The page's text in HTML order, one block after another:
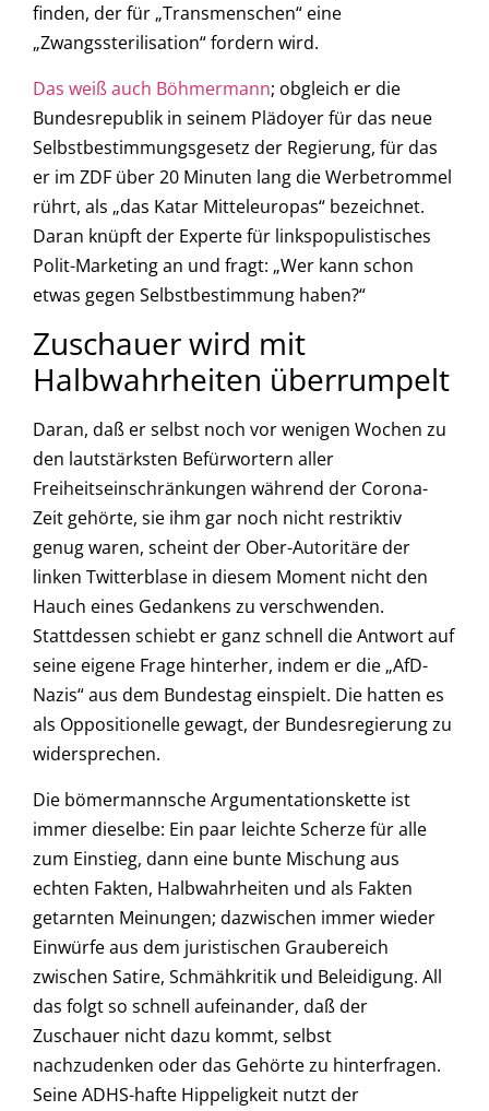
finden, der für „Transmenschen“ eine
„Zwangssterilisation“ fordern wird.
Das weiß auch Böhmermann; obgleich er die
Bundesrepublik in seinem Plädoyer für das neue
Selbstbestimmungsgesetz der Regierung, für das
er im ZDF über 20 Minuten lang die Werbetrommel
rührt, als „das Katar Mitteleuropas“ bezeichnet.
Daran knüpft der Experte für linkspopulistisches
Polit-Marketing an und fragt: „Wer kann schon
etwas gegen Selbstbestimmung haben?“
Zuschauer wird mit
Halbwahrheiten überrumpelt
Daran, daß er selbst noch vor wenigen Wochen zu
den lautstärksten Befürwortern aller
Freiheitseinschränkungen während der Corona-
Zeit gehörte, sie ihm gar noch nicht restriktiv
genug waren, scheint der Ober-Autoritäre der
linken Twitterblase in diesem Moment nicht den
Hauch eines Gedankens zu verschwenden.
Stattdessen schiebt er ganz schnell die Antwort auf
seine eigene Frage hinterher, indem er die „AfD-
Nazis“ aus dem Bundestag einspielt. Die hatten es
als Oppositionelle gewagt, der Bundesregierung zu
widersprechen.
Die bömermannsche Argumentationskette ist
immer dieselbe: Ein paar leichte Scherze für alle
zum Einstieg, dann eine bunte Mischung aus
echten Fakten, Halbwahrheiten und als Fakten
getarnten Meinungen; dazwischen immer wieder
Einwürfe aus dem juristischen Graubereich
zwischen Satire, Schmähkritik und Beleidigung. All
das folgt so schnell aufeinander, daß der
Zuschauer nicht dazu kommt, selbst
nachzudenken oder das Gehörte zu hinterfragen.
Seine ADHS-hafte Hippeligkeit nutzt der